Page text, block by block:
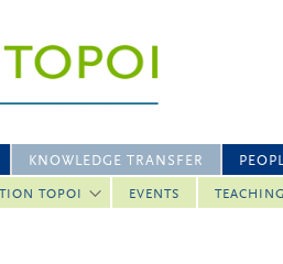
KNOWLEDGE TRANSFER
TOPOI EVENTS